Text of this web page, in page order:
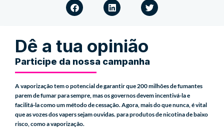
Dê a tua opinião
Participe da nossa campanha
A vaporização tem o potencial de garantir que 200 milhões de fumantes
parem de fumar para sempre, mas os governos devem incentivá-la e
facilitá-la como um método de cessação. Agora, mais do que nunca, é vital
que as vozes dos vapers sejam ouvidas. para produtos de nicotina de baixo
risco, como a vaporização.